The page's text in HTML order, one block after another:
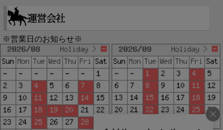
※営業日のお知らせ※